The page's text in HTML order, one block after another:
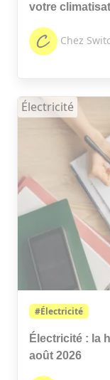
votre
Chez
Électricité
#Électricité
Électricité : la
août 2026